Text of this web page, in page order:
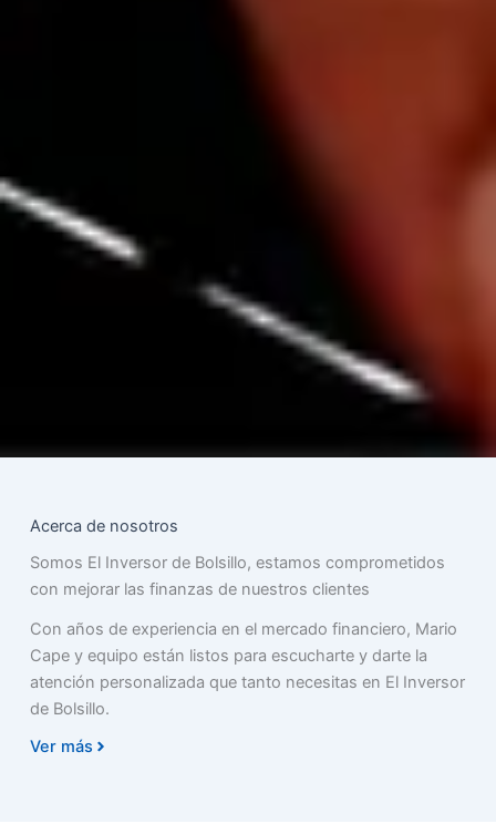
Acerca de nosotros
Somos El Inversor de Bolsillo, estamos comprometidos
con mejorar las finanzas de nuestros clientes
Con años de experiencia en el mercado financiero, Mario
Cape y equipo están listos para escucharte y darte la
atención personalizada que tanto necesitas en El Inversor
de Bolsillo.
Ver más